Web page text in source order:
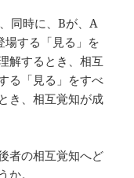
同時に、Bが、A
場する「見る」を
解するとき、相互
る「見る」をすべ
き、相互覚知が成
者の相互覚知へど
。